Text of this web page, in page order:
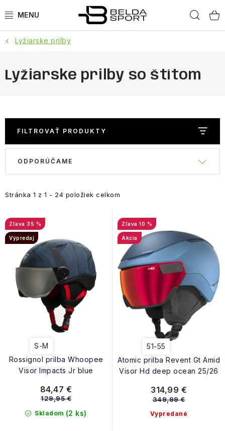
na
ŠPORTY
BEH
OBLEČENIE
OBUV
DOPLNKY
NAŠE SLUŽBY
VÝPREDAJ
ZNAČKY
Vrátenie a výmena Doprava a platba
Blog
Moja objednávka
Lyžiarske prilby
Lyžiarske prilby so štítom
FILTROVAŤ PRODUKTY
ý
i
s
p
r
Stránka 1 z 1 - 24 položiek celkom
e
i
e
v
ODPORÚČAME
Rossignol prilba Whoopee
Visor Impacts Jr blue
35 %
Výpredaj
S-M
Skladom (2 ks)
84,47 €
129,95 €
Atomic prilba Revent Gt Amid
Visor Hd deep ocean 25/26
10 %
Akcia
51-55
Vypredané
314,99 €
349,99 €